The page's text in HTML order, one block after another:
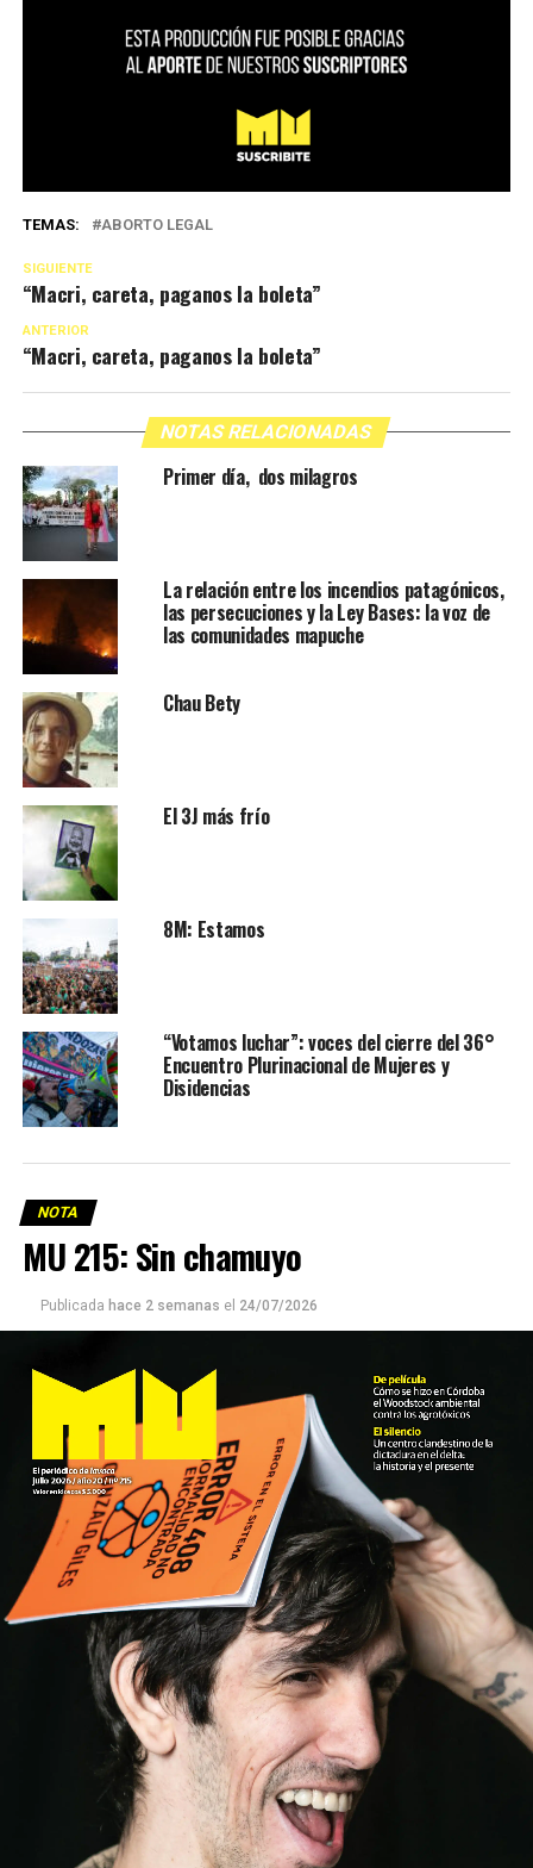
TEMAS: ABORTO LEGAL
SIGUIENTE
“Macri, careta, paganos la boleta”
ANTERIOR
“Macri, careta, paganos la boleta”
NOTAS RELACIONADAS
Primer día, dos milagros
La relación entre los incendios patagónicos,
las persecuciones y la Ley Bases: la voz de
las comunidades mapuche
Chau Bety
El 3J más frío
8M: Estamos
“Votamos luchar”: voces del cierre del 36°
Encuentro Plurinacional de Mujeres y
Disidencias
NOTA
MU 215: Sin chamuyo
Publicada hace 2 semanas el 24/07/2026